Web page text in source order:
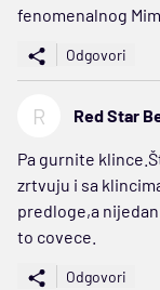
fenomenalnog
Odgovori
R Red Star
Pa gurnite
zrtvuju i sa
predloge,a
to covece.
Odgovori